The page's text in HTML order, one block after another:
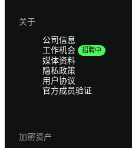
关于
公司信息
工作机会
招聘中
媒体资料
隐私政策
用户协议
官方成员验证
加密资产